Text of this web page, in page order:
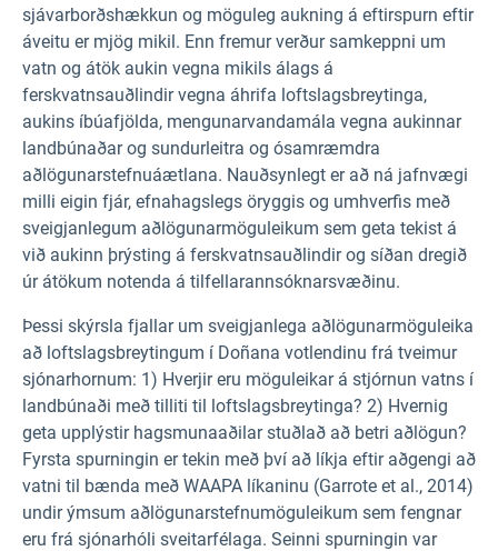
sjávarborðshækkun og möguleg aukning á eftirspurn eftir
áveitu er mjög mikil. Enn fremur verður samkeppni um
vatn og átök aukin vegna mikils álags á
ferskvatnsauðlindir vegna áhrifa loftslagsbreytinga,
aukins íbúafjölda, mengunarvandamála vegna aukinnar
landbúnaðar og sundurleitra og ósamræmdra
aðlögunarstefnuáætlana. Nauðsynlegt er að ná jafnvægi
milli eigin fjár, efnahagslegs öryggis og umhverfis með
sveigjanlegum aðlögunarmöguleikum sem geta tekist á
við aukinn þrýsting á ferskvatnsauðlindir og síðan dregið
úr átökum notenda á tilfellarannsóknarsvæðinu.
Þessi skýrsla fjallar um sveigjanlega aðlögunarmöguleika
að loftslagsbreytingum í Doñana votlendinu frá tveimur
sjónarhornum: 1) Hverjir eru möguleikar á stjórnun vatns í
landbúnaði með tilliti til loftslagsbreytinga? 2) Hvernig
geta upplýstir hagsmunaaðilar stuðlað að betri aðlögun?
Fyrsta spurningin er tekin með því að líkja eftir aðgengi að
vatni til bænda með WAAPA líkaninu (Garrote et al., 2014)
undir ýmsum aðlögunarstefnumöguleikum sem fengnar
eru frá sjónarhóli sveitarfélaga. Seinni spurningin var